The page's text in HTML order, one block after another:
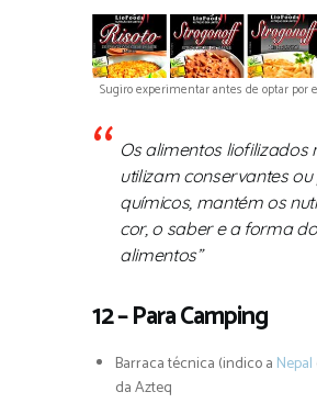
Sugiro experimentar antes de optar por
Os alimentos liofilizados
utilizam conservantes
químicos, mantém os
cor, o saber e a forma
alimentos”
12 – Para Camping
Barraca técnica (indico a Nepal
da Azteq